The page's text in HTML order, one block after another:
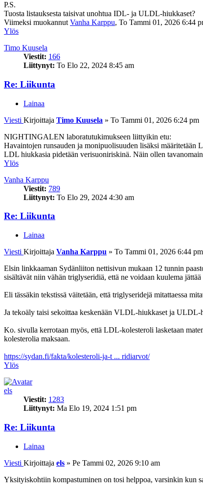
P.S.
Tuosta listauksesta taisivat unohtua IDL- ja ULDL-hiukkaset?
Viimeksi muokannut Vanha Karppu, To Tammi 01, 2026 6:44
Ylös
Timo Kuusela
Viestit: 166
Liittynyt: To Elo 22, 2024 8:45 am
Re: Liikunta
Lainaa
Viesti Kirjoittaja Timo Kuusela » To Tammi 01, 2026 6:24 pm
NIGHTINGALEN laboratutukimukseen liittyikin etu:
Havaintojen runsauden ja monipuolisuuden lisäksi
LDL hiukkasia pidetään verisuoniriskinä. Näin ollen
Ylös
Vanha Karppu
Viestit: 789
Liittynyt: To Elo 29, 2024 4:30 am
Re: Liikunta
Lainaa
Viesti Kirjoittaja Vanha Karppu » To Tammi 01, 2026 6:44 pm
Elsin linkkaaman Sydänliiton nettisivun mukaan 12 tunnin
sisältävät niin vähän triglyseridiä, että ne voidaan kuulema
Eli tässäkin tekstissä väitetään, että triglyseridejä mitattaessa
Ja tekoäly taisi sekoittaa keskenään VLDL-hiukkaset ja
Ko. sivulla kerrotaan myös, että LDL-kolesteroli lasketaan
kolesterolia maksaan.
https://sydan.fi/fakta/kolesteroli-ja-t ... ridiarvot/
Ylös
els
Viestit: 1283
Liittynyt: Ma Elo 19, 2024 1:51 pm
Re: Liikunta
Lainaa
Viesti Kirjoittaja els » Pe Tammi 02, 2026 9:10 am
Yksityiskohtiin kompastuminen on tosi helppoa, varsinkin kun